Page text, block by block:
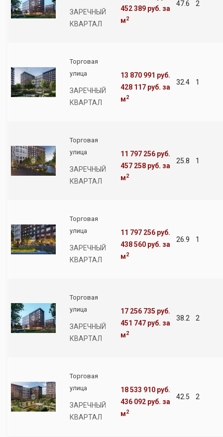
ЗАРЕЧНЫЙ
КВАРТАЛ
452 389 руб. за
м2
47.6 2
Торговая
улица
ЗАРЕЧНЫЙ
КВАРТАЛ
13 870 991 руб.
428 117 руб. за
м2
32.4 1
Торговая
улица
ЗАРЕЧНЫЙ
КВАРТАЛ
11 797 256 руб.
457 258 руб. за
м2
25.8 1
Торговая
улица
ЗАРЕЧНЫЙ
КВАРТАЛ
11 797 256 руб.
438 560 руб. за
м2
26.9 1
Торговая
улица
ЗАРЕЧНЫЙ
КВАРТАЛ
17 256 735 руб.
451 747 руб. за
м2
38.2 2
Торговая
улица
ЗАРЕЧНЫЙ
КВАРТАЛ
18 533 910 руб.
436 092 руб. за
м2
42.5 2